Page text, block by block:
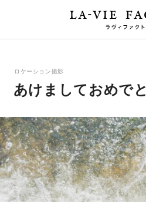
ロケーション撮影
あけましておめで